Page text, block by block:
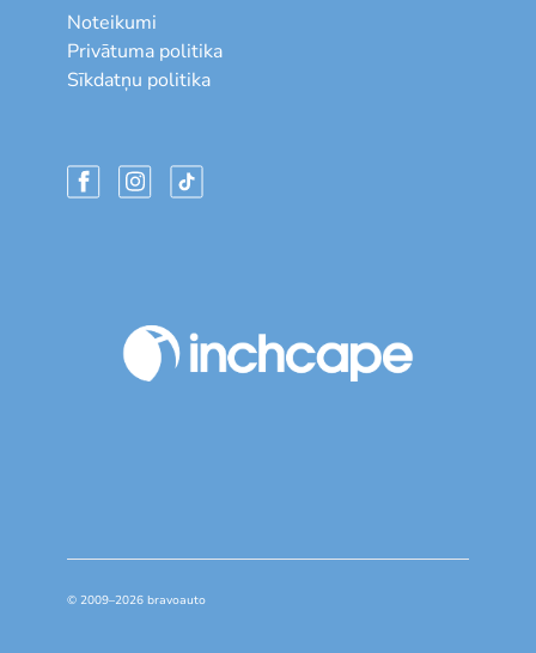
Noteikumi
Privātuma politika
Sīkdatņu politika
© 2009–2026 bravoauto